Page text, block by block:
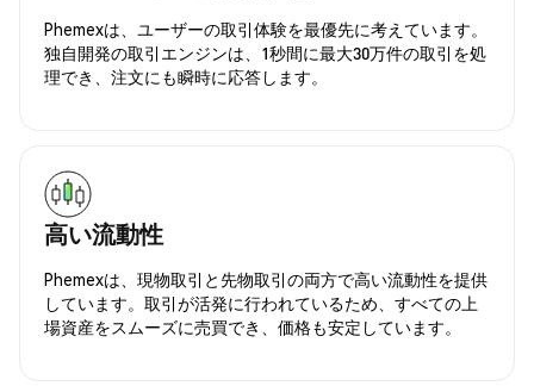
Phemexは、ユーザーの取引体験を最優先に考えています。
独自開発の取引エンジンは、1秒間に最大30万件の取引を処
理でき、注文にも瞬時に応答します。
高い流動性
Phemexは、現物取引と先物取引の両方で高い流動性を提供
しています。取引が活発に行われているため、すべての上
場資産をスムーズに売買でき、価格も安定しています。